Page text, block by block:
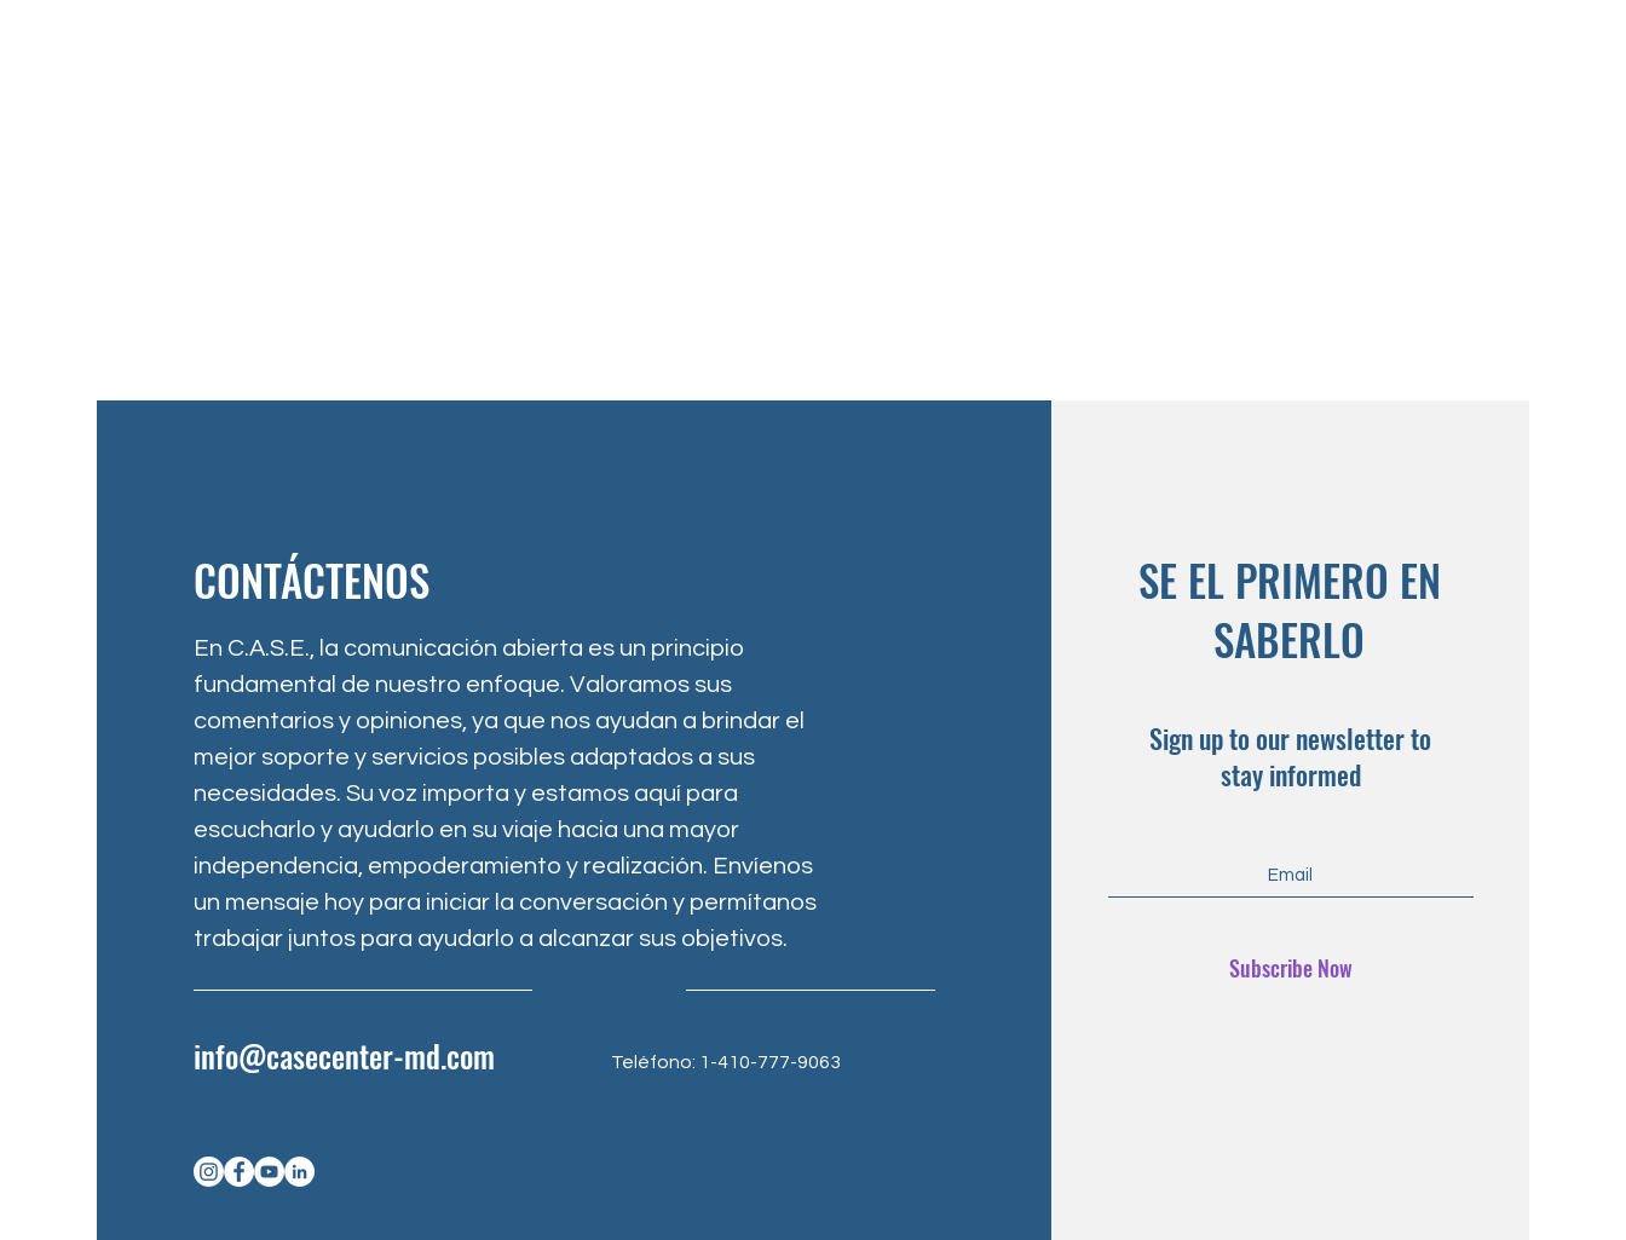
CONTÁCTENOS
En C.A.S.E., la comunicación abierta es un principio
fundamental de nuestro enfoque. Valoramos sus
comentarios y opiniones, ya que nos ayudan a brindar el
mejor soporte y servicios posibles adaptados a sus
necesidades. Su voz importa y estamos aquí para
escucharlo y ayudarlo en su viaje hacia una mayor
independencia, empoderamiento y realización. Envíenos
un mensaje hoy para iniciar la conversación y permítanos
trabajar juntos para ayudarlo a alcanzar sus objetivos.
info@casecenter-md.com Teléfono: 1-410-777-9063
SE EL PRIMERO EN
SABERLO
Sign up to our newsletter to
stay informed
Subscribe Now